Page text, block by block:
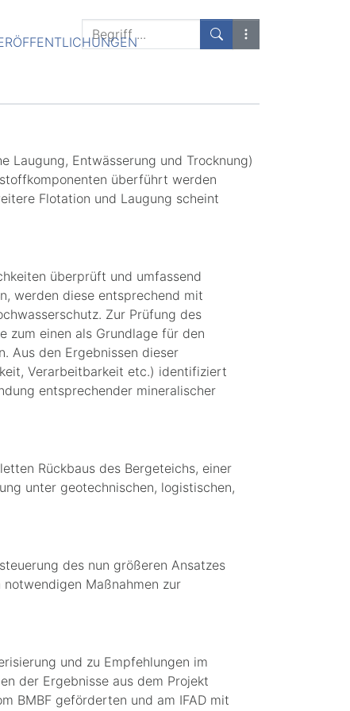
Suchen
SuchenErweiterte Suche
Laugung, Entwässerung und Trocknung)
überführt werden
Flotation und Laugung scheint
überprüft und umfassend
werden diese entsprechend mit
Zur Prüfung des
zum einen als Grundlage für den
Aus den Ergebnissen dieser
Verarbeitbarkeit etc.) identifiziert
entsprechender mineralischer
Rückbaus des Bergeteichs, einer
unter geotechnischen, logistischen,
des nun größeren Ansatzes
Maßnahmen zur
und zu Empfehlungen im
der Ergebnisse aus dem Projekt
BMBF geförderten und am IFAD mit